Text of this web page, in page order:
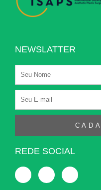
NEWSLATTER
REDE SOCIAL